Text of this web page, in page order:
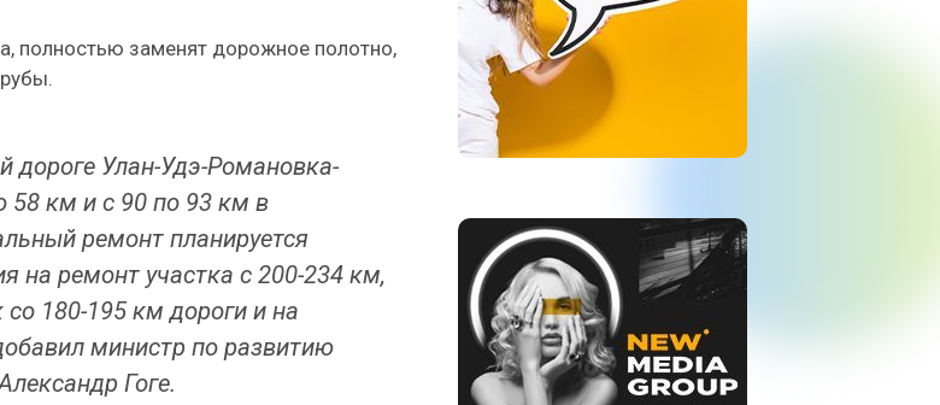
полностью заменят дорожное полотно,
дороге Улан-Удэ-Романовка-
58 км и с 90 по 93 км в
ремонт планируется
на ремонт участка с 200-234 км,
180-195 км дороги и на
министр по развитию
Гоге.